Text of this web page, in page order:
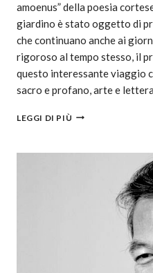
amoenus” della poesia
giardino è stato oggetto di
che continuano anche ai
rigoroso al tempo stesso, il
questo interessante viaggio
sacro e profano, arte e
LEGGI DI PIÙ